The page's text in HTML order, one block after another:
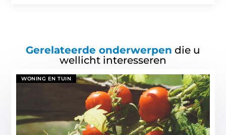
Gerelateerde onderwerpen die u
wellicht interesseren
WONING EN TUIN